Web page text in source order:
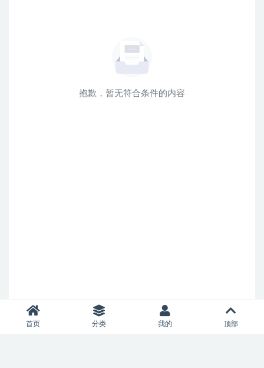
抱歉，暂无符合条件的内容
首页 分类 我的 顶部